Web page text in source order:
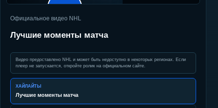
▶
Официальное видео NHL
Лучшие моменты матча
Видео предоставлено NHL и может быть недоступно в некоторых регионах. Если
плеер не запускается, откройте ролик на официальном сайте.
ХАЙЛАЙТЫ
Лучшие моменты матча